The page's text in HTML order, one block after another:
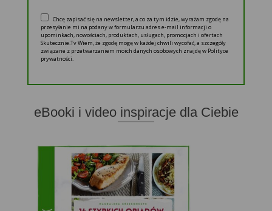
Chcę zapisać się na newsletter, a co za tym idzie, wyrażam zgodę na
przesyłanie mi na podany w formularzu adres e-mail informacji o
upominkach, nowościach, produktach, usługach, promocjach i ofertach
Skutecznie.Tv Wiem, że zgodę mogę w każdej chwili wycofać, a szczegóły
związane z przetwarzaniem moich danych osobowych znajdę w Polityce
prywatności.
eBooki i video inspiracje dla Ciebie